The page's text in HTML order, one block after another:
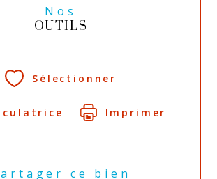
Nos
OUTILS
Sélectionner
Imprimer
Partager ce bien